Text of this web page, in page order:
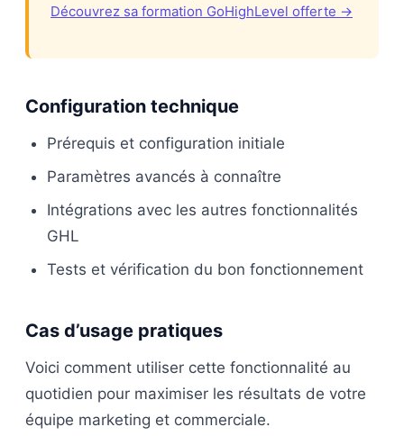
Découvrez sa formation GoHighLevel offerte →
Configuration technique
Prérequis et configuration initiale
Paramètres avancés à connaître
Intégrations avec les autres fonctionnalités
GHL
Tests et vérification du bon fonctionnement
Cas d’usage pratiques
Voici comment utiliser cette fonctionnalité au
quotidien pour maximiser les résultats de votre
équipe marketing et commerciale.